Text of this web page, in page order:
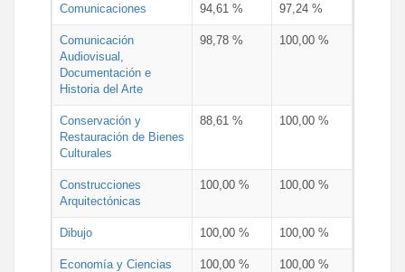
Comunicaciones 94,61 % 97,24 %
Comunicación
Audiovisual,
Documentación e
Historia del Arte
98,78 % 100,00 %
Conservación y
Restauración de Bienes
Culturales
88,61 % 100,00 %
Construcciones
Arquitectónicas
100,00 % 100,00 %
Dibujo 100,00 % 100,00 %
Economía y Ciencias
100,00 % 100,00 %